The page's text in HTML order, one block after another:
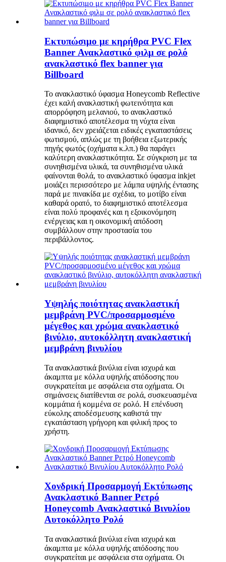
Εκτυπώσιμο με κηρήθρα PVC Flex
Banner Ανακλαστικό φιλμ σε ρολό
ανακλαστικό flex banner για
Billboard
Το ανακλαστικό ύφασμα Honeycomb Reflective
έχει καλή ανακλαστική φωτεινότητα και
απορρόφηση μελανιού, το ανακλαστικό
διαφημιστικό αποτέλεσμα τη νύχτα είναι
ιδανικό, δεν χρειάζεται ειδικές εγκαταστάσεις
φωτισμού, απλώς με τη βοήθεια εξωτερικής
πηγής φωτός (οχήματα κ.λπ.) θα παράγει
καλύτερη ανακλαστικότητα. Σε σύγκριση με τα
συνηθισμένα υλικά, τα συνηθισμένα υλικά
φαίνονται θολά, το ανακλαστικό ύφασμα inkjet
μοιάζει περισσότερο με λάμπα υψηλής έντασης
παρά με πινακίδα με σχέδια, το μοτίβο είναι
καθαρά ορατό, το διαφημιστικό αποτέλεσμα
είναι πολύ προφανές και η εξοικονόμηση
ενέργειας και η οικονομική απόδοση
συμβάλλουν στην προστασία του
περιβάλλοντος.
Υψηλής ποιότητας ανακλαστική
μεμβράνη PVC/προσαρμοσμένο
μέγεθος και χρώμα ανακλαστικό
βινύλιο, αυτοκόλλητη ανακλαστική
μεμβράνη βινυλίου
Τα ανακλαστικά βινύλια είναι ισχυρά και
άκαμπτα με κόλλα υψηλής απόδοσης που
συγκρατείται με ασφάλεια στα οχήματα. Οι
σημάνσεις διατίθενται σε ρολά, συσκευασμένα
κομμάτια ή κομμένα σε ρολό. Η επένδυση
εύκολης αποδέσμευσης καθιστά την
εγκατάσταση γρήγορη και φιλική προς το
χρήστη.
Χονδρική Προσαρμογή Εκτύπωσης
Ανακλαστικό Banner Ρετρό
Honeycomb Ανακλαστικό Βινυλίου
Αυτοκόλλητο Ρολό
Τα ανακλαστικά βινύλια είναι ισχυρά και
άκαμπτα με κόλλα υψηλής απόδοσης που
συγκρατείται με ασφάλεια στα οχήματα. Οι